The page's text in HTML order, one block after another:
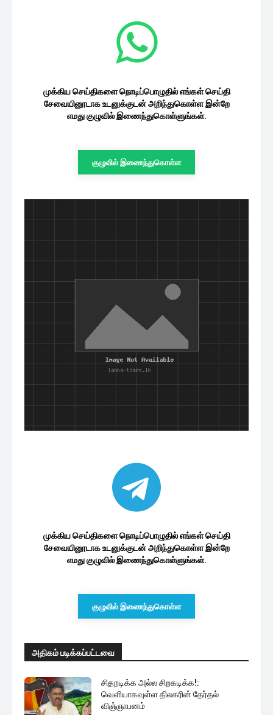
முக்கிய செய்திகளை நொடிப்பொழுதில் எங்கள் செய்தி
சேவையினூடாக உடனுக்குடன் அறிந்துகொள்ள இன்றே
எமது குழுவில் இணைந்துகொள்ளுங்கள்.
குழுவில் இணைந்துகொள்ள
முக்கிய செய்திகளை நொடிப்பொழுதில் எங்கள் செய்தி
சேவையினூடாக உடனுக்குடன் அறிந்துகொள்ள இன்றே
எமது குழுவில் இணைந்துகொள்ளுங்கள்.
குழுவில் இணைந்துகொள்ள
அதிகம் படிக்கப்பட்டவை
சிதறடிக்க அல்ல சிறகடிக்க!:
வெளியாகவுள்ள திலகரின் தேர்தல்
விஞ்ஞாபனம்